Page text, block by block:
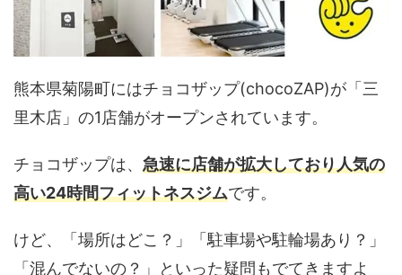
熊本県菊陽町にはチョコザップ(chocoZAP)が「三
里木店」の1店舗がオープンされています。
チョコザップは、 急速に店舗が拡大しており人気の
高い24時間フィットネスジムです。
けど、「場所はどこ？」「駐車場や駐輪場あり？」
「混んでないの？」といった疑問もでてきますよ